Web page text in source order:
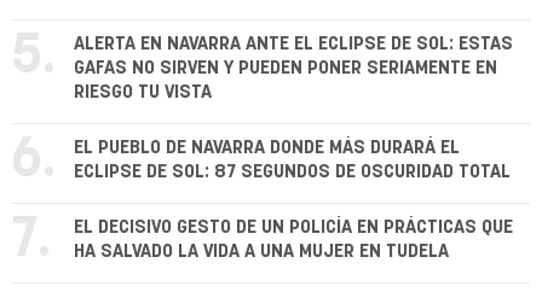
5.
ALERTA EN NAVARRA ANTE EL ECLIPSE DE SOL: ESTAS
GAFAS NO SIRVEN Y PUEDEN PONER SERIAMENTE EN
RIESGO TU VISTA
6.
EL PUEBLO DE NAVARRA DONDE MÁS DURARÁ EL
ECLIPSE DE SOL: 87 SEGUNDOS DE OSCURIDAD TOTAL
7.
EL DECISIVO GESTO DE UN POLICÍA EN PRÁCTICAS QUE
HA SALVADO LA VIDA A UNA MUJER EN TUDELA